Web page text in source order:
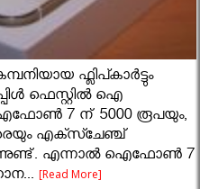
ഫ്ലിപ്കാർട്ടും
ഫെസ്റ്റിൽ ഐ
7 ന് 5000 രൂപയും,
എക്സ്ചേഞ്ച്
എന്നാൽ ഐഫോണ്‍ 7
[Read More]